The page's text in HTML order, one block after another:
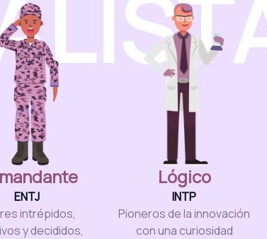
ENTJ
intrépidos,
y decididos,
Lógico
INTP
Pioneros de la innovación
con una curiosidad